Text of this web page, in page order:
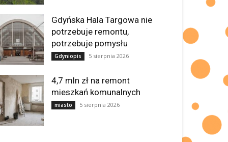
Gdyńska Hala Targowa nie
potrzebuje remontu,
potrzebuje pomysłu
Gdyniopis 5 sierpnia 2026
4,7 mln zł na remont
mieszkań komunalnych
miasto 5 sierpnia 2026